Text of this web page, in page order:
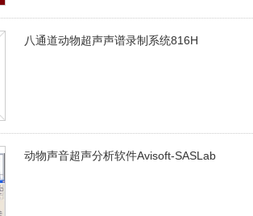
八通道动物超声声谱录制系统816H
动物声音超声分析软件Avisoft-SASLab